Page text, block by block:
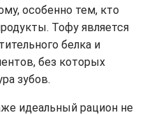
особенно тем, кто
Тофу является
белка и
без которых
зубов.
идеальный рацион не